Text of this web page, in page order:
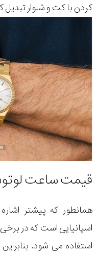
کردن با کت و شلوار
قیمت ساعت
همانطور که پیشتر
اسپانیایی است که در
استفاده می شود.